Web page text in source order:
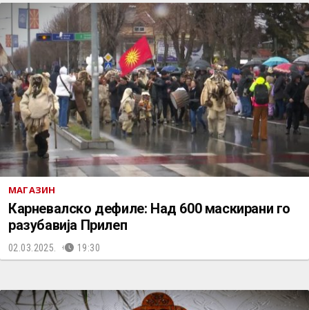
МАГАЗИН
Карневалско дефиле: Над 600 маскирани го
разубавија Прилеп
02.03.2025. 19:30